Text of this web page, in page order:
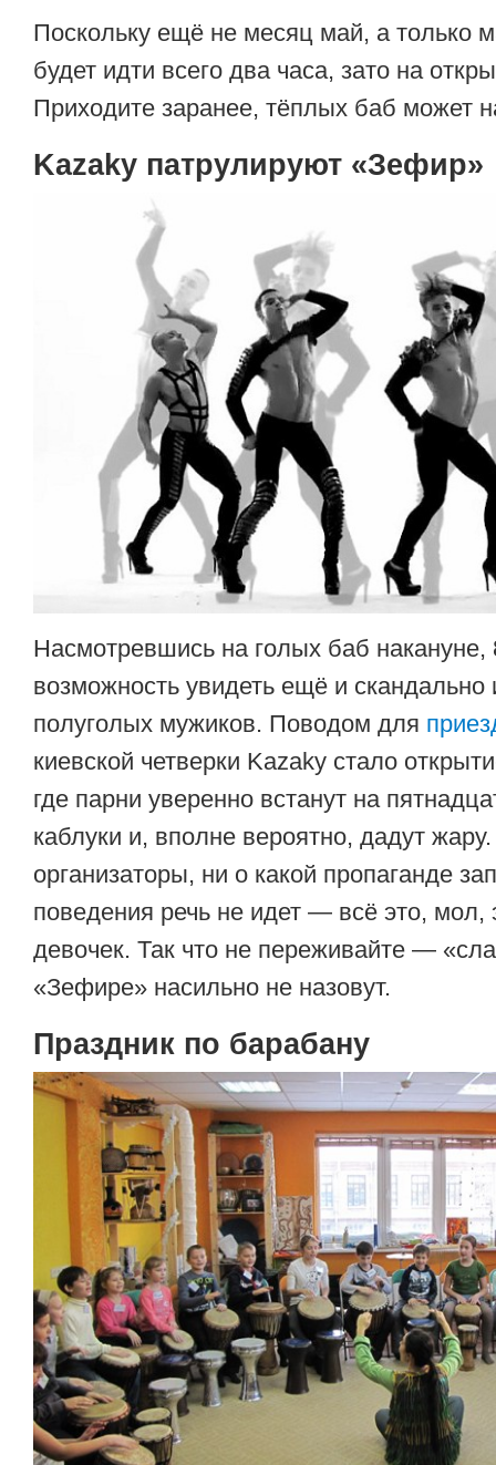
Поскольку ещё не месяц май, а только
будет идти всего два часа, зато на
Приходите заранее, тёплых баб может
Kazaky патрулируют «Зефир»
Насмотревшись на голых баб накануне,
возможность увидеть ещё и скандально
полуголых мужиков. Поводом для
киевской четверки Kazaky стало
где парни уверенно встанут на
каблуки и, вполне вероятно, дадут
организаторы, ни о какой пропаганде
поведения речь не идет — всё это, мол,
девочек. Так что не переживайте —
«Зефире» насильно не назовут.
Праздник по барабану